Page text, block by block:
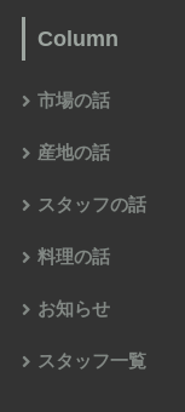
Column
市場の話
産地の話
スタッフの話
料理の話
お知らせ
スタッフ一覧